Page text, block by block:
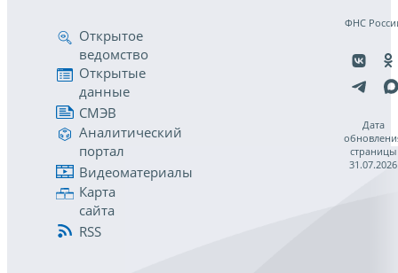
Открытое
ведомство
Открытые
данные
СМЭВ
Аналитический
портал
Видеоматериалы
Карта
сайта
RSS
ФНС
Дата
страницы
31.07.2026